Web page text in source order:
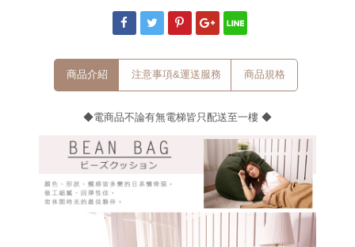
商品介紹 注意事項&運送服務 商品規格
◆電商品不論有無電梯皆只配送至一樓 ◆